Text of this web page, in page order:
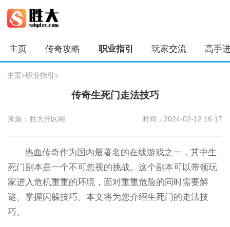
主页 传奇攻略 职业指引 玩家交流 高手
主页>职业指引>
传奇生死门走法技巧
来源：胜大开区网 时间：2024-02-12 16:17
热血传奇作为国内最著名的在线游戏之一，其中生
死门副本是一个不可忽视的挑战。这个副本可以带领玩
家进入危机重重的环境，面对重重危险的同时需要解
谜、掌握闪躲技巧。本文将为您介绍生死门的走法技
巧。